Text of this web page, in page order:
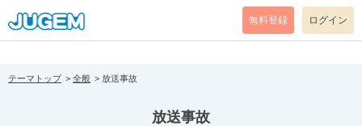
[pear_error: message="Success" code=0 mode=return level=notice
prefix="" info=""]
無料登録 ログイン
テーマトップ 全般 放送事故
放送事故